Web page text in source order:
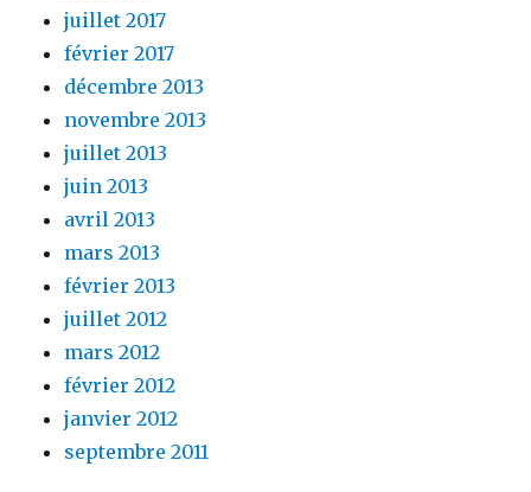
juillet 2017
février 2017
décembre 2013
novembre 2013
juillet 2013
juin 2013
avril 2013
mars 2013
février 2013
juillet 2012
mars 2012
février 2012
janvier 2012
septembre 2011